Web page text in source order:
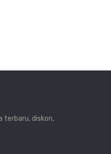
terbaru, diskon,